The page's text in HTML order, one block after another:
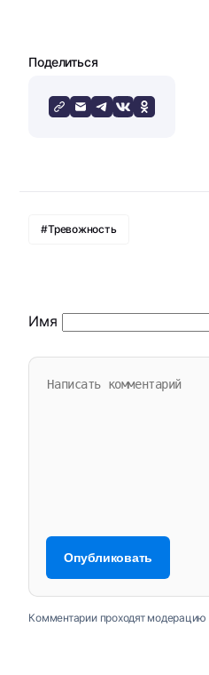
Поделиться
#Тревожность
Имя
Комментарии проходят